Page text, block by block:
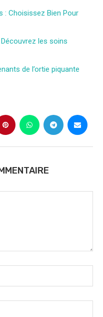
: Choisissez Bien Pour
les soins
de l’ortie piquante